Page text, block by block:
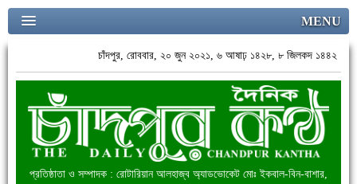
MENU
চাঁদপুর, রোববার, ২০ জুন ২০২১, ৬ আষাঢ় ১৪২৮, ৮ জিলকদ ১৪৪২
প্রতিষ্ঠাতা ও সম্পাদক : রোটারিয়ান আলহাজ্ব অ্যাডভোকেট মোঃ ইকবাল-বিন-বাশার,